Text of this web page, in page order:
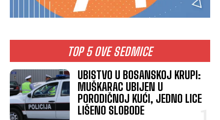
TOP 5 OVE SEDMICE
UBISTVO U BOSANSKOJ KRUPI:
MUŠKARAC UBIJEN U
PORODIČNOJ KUĆI, JEDNO LICE
LIŠENO SLOBODE